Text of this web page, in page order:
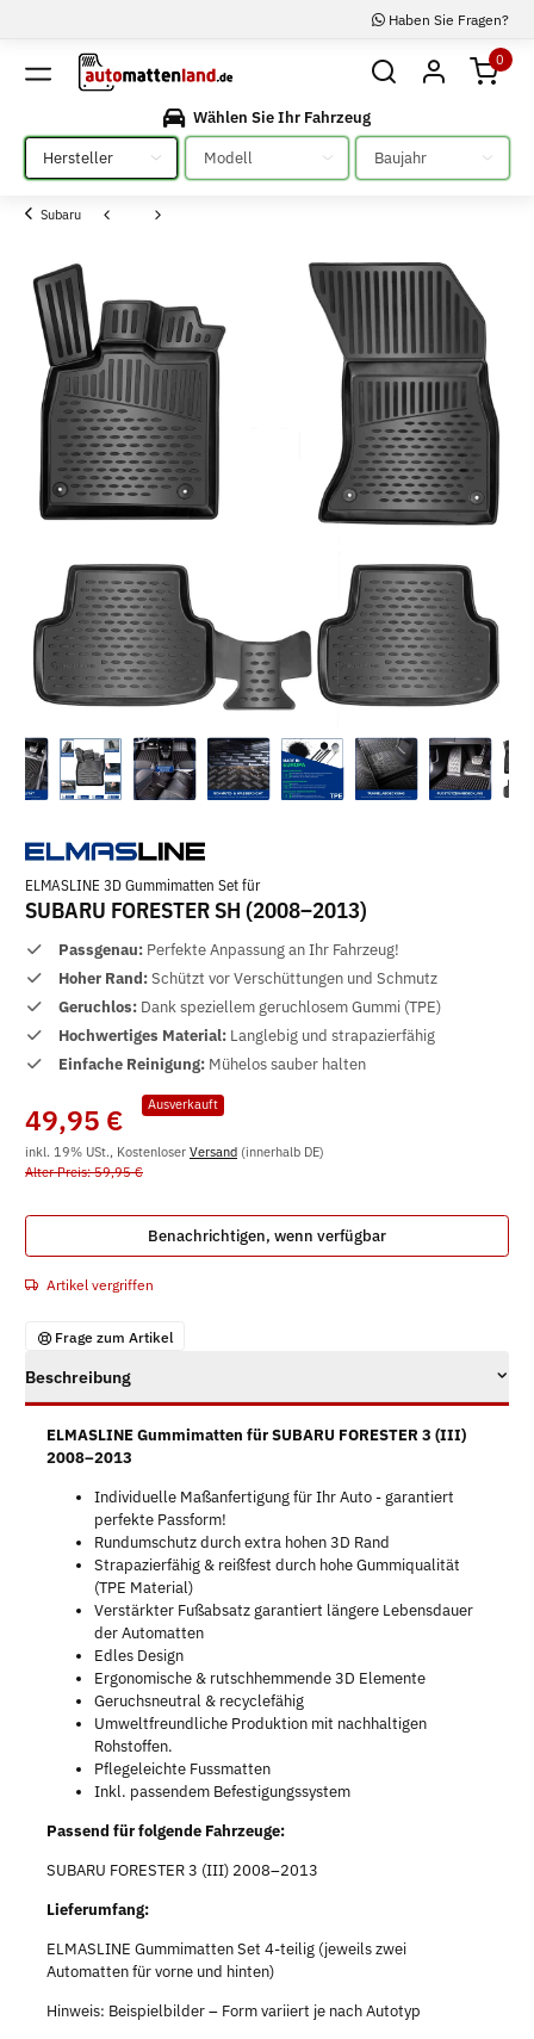
Haben Sie Fragen?
0
Wählen Sie Ihr Fahrzeug
Bitte auswählen
Bitte auswählen Bitte auswählen
Subaru
ELMASLINE 3D Gummimatten Set für
SUBARU FORESTER SH (2008–2013)
Passgenau: Perfekte Anpassung an Ihr Fahrzeug!
Hoher Rand:Schützt vor Verschüttungen und Schmutz
Geruchlos: Dank speziellem geruchlosem Gummi (TPE)
Hochwertiges Material: Langlebig und strapazierfähig
Einfache Reinigung: Mühelos sauber halten
Ausverkauft
49,95 €
inkl. 19% USt., Kostenloser Versand (innerhalb DE)
Alter Preis: 59,95 €
Benachrichtigen, wenn verfügbar
Artikel vergriffen
Frage zum Artikel
Beschreibung
ELMASLINE Gummimatten für SUBARU FORESTER 3 (III)
2008–2013
Individuelle Maßanfertigung für Ihr Auto - garantiert
perfekte Passform!
Rundumschutz durch extra hohen 3D Rand
Strapazierfähig & reißfest durch hohe Gummiqualität
(TPE Material)
Verstärkter Fußabsatz garantiert längere Lebensdauer
der Automatten
Edles Design
Ergonomische & rutschhemmende 3D Elemente
Geruchsneutral & recyclefähig
Umweltfreundliche Produktion mit nachhaltigen
Rohstoffen.
Pflegeleichte Fussmatten
Inkl. passendem Befestigungssystem
Passend für folgende Fahrzeuge:
SUBARU FORESTER 3 (III) 2008–2013
Lieferumfang:
ELMASLINE Gummimatten Set 4-teilig (jeweils zwei
Automatten für vorne und hinten)
Hinweis: Beispielbilder – Form variiert je nach Autotyp